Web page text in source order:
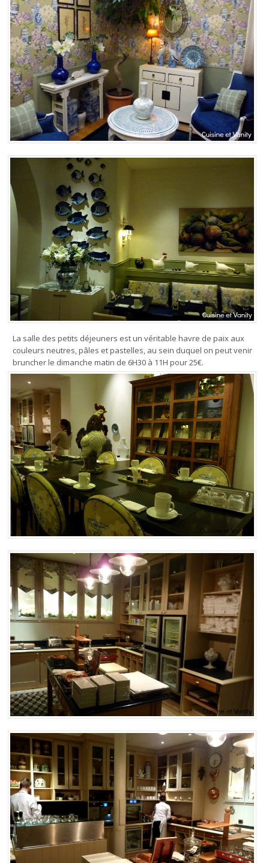
La salle des petits déjeuners est un véritable havre de paix aux
couleurs neutres, pâles et pastelles, au sein duquel on peut venir
bruncher le dimanche matin de 6H30 à 11H pour 25€.